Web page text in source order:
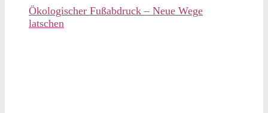
Ökologischer Fußabdruck – Neue Wege
latschen